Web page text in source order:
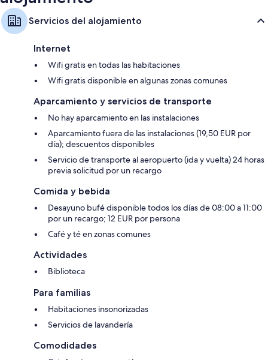
Servicios del alojamiento
Internet
Wifi gratis en todas las habitaciones
Wifi gratis disponible en algunas zonas comunes
Aparcamiento y servicios de transporte
No hay aparcamiento en las instalaciones
Aparcamiento fuera de las instalaciones (19,50 EUR por
día); descuentos disponibles
Servicio de transporte al aeropuerto (ida y vuelta) 24 horas
previa solicitud por un recargo
Comida y bebida
Desayuno bufé disponible todos los días de 08:00 a 11:00
por un recargo; 12 EUR por persona
Café y té en zonas comunes
Actividades
Biblioteca
Para familias
Habitaciones insonorizadas
Servicios de lavandería
Comodidades